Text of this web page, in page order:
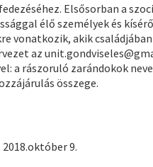
Elsősorban a
élő személyek és
vonatkozik, akik
az
a rászoruló zarándokok
összege.
9.